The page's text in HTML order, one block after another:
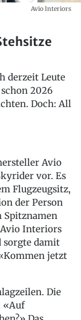
Avio Interiors
derzeit Leute
2026
Doch: All
Avio
vor. Es
Flugzeugsitz,
der Person
Spitznamen
Avio Interiors
sorgte damit
jetzt
Die
«Auf